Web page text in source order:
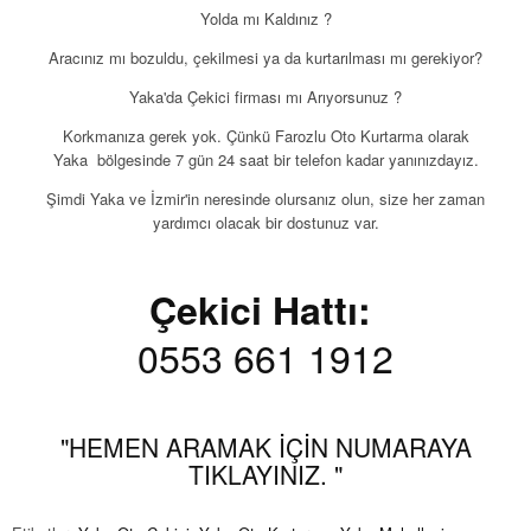
Yolda mı Kaldınız ?
Aracınız mı bozuldu, çekilmesi ya da kurtarılması mı gerekiyor?
Yaka'da Çekici firması mı Arıyorsunuz ?
Korkmanıza gerek yok. Çünkü Farozlu Oto Kurtarma olarak
Yaka bölgesinde 7 gün 24 saat bir telefon kadar yanınızdayız.
Şimdi Yaka ve İzmir'in neresinde olursanız olun, size her zaman
yardımcı olacak bir dostunuz var.
Çekici Hattı:
0553 661 1912
"HEMEN ARAMAK İÇİN NUMARAYA
TIKLAYINIZ. "